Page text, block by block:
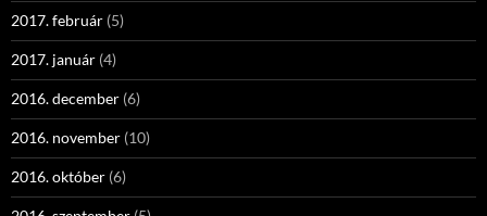
2017. február (5)
2017. január (4)
2016. december (6)
2016. november (10)
2016. október (6)